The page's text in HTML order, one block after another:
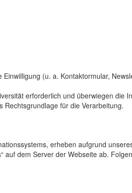
(u. a. Kontaktormular,
erforderlich und überwiegen die
Rechtsgrundlage für die Verarbeitung.
erheben aufgrund
auf dem Server der Webseite ab.